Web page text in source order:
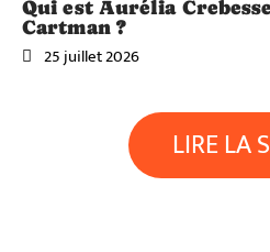
Qui est Aurélia
Cartman ?
25 juillet 2026
LIRE LA